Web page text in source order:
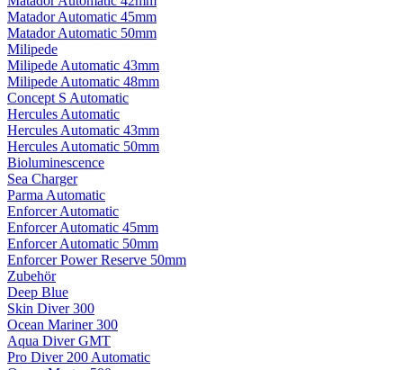
Matador Automatic 45mm
Matador Automatic 50mm
Milipede
Milipede Automatic 43mm
Milipede Automatic 48mm
Concept S Automatic
Hercules Automatic
Hercules Automatic 43mm
Hercules Automatic 50mm
Bioluminescence
Sea Charger
Parma Automatic
Enforcer Automatic
Enforcer Automatic 45mm
Enforcer Automatic 50mm
Enforcer Power Reserve 50mm
Zubehör
Deep Blue
Skin Diver 300
Ocean Mariner 300
Aqua Diver GMT
Pro Diver 200 Automatic